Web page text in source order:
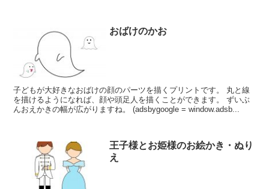
おばけのかお
子どもが大好きなおばけの顔のパーツを描くプリントです。 丸と線
を描けるようになれば、顔や頭足人を描くことができます。 ずいぶ
んおえかきの幅が広がりますね。 (adsbygoogle = window.adsb...
王子様とお姫様のお絵かき・ぬり
え